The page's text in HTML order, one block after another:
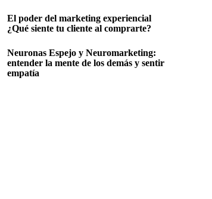
El poder del marketing experiencial
¿Qué siente tu cliente al comprarte?
Neuronas Espejo y Neuromarketing:
entender la mente de los demás y sentir
empatía